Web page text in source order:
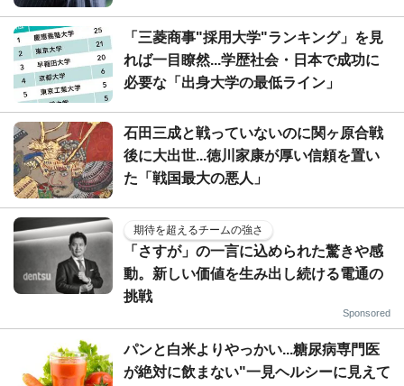
「三菱商事"採用大学"ランキング」を見
れば一目瞭然...学歴社会・日本で成功に
必要な「出身大学の最低ライン」
石田三成と戦っていないのに関ヶ原合戦
後に大出世...徳川家康が厚い信頼を置い
た「戦国最大の悪人」
期待を超えるチームの強さ
「さすが」の一言に込められた驚きや感
動。新しい価値を生み出し続ける電通の
挑戦
Sponsored
パンと白米よりやっかい...糖尿病専門医
が絶対に飲まない"一見ヘルシーに見えて